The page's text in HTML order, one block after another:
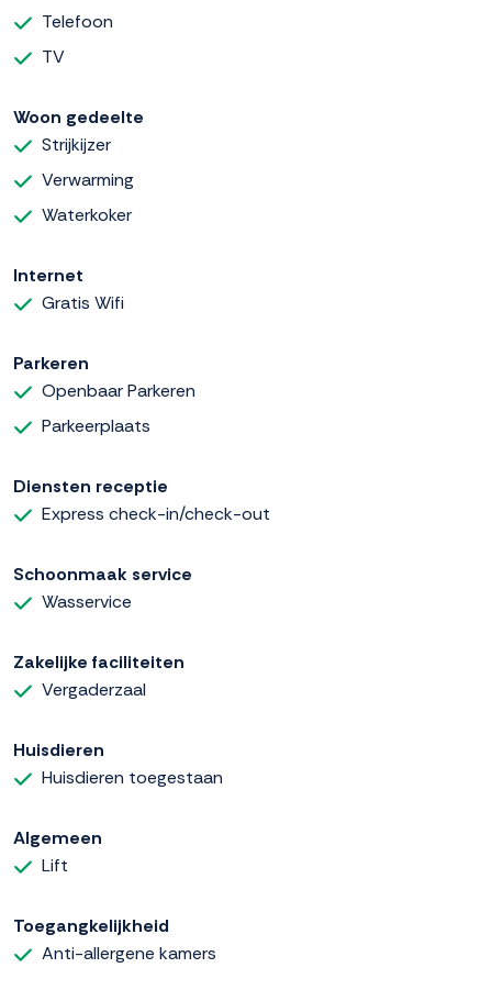
Telefoon
TV
Woon gedeelte
Strijkijzer
Verwarming
Waterkoker
Internet
Gratis Wifi
Parkeren
Openbaar Parkeren
Parkeerplaats
Diensten receptie
Express check-in/check-out
Schoonmaak service
Wasservice
Zakelijke faciliteiten
Vergaderzaal
Huisdieren
Huisdieren toegestaan
Algemeen
Lift
Toegangkelijkheid
Anti-allergene kamers